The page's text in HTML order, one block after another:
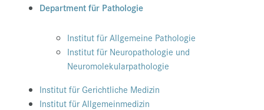
Department für Pathologie
Institut für Allgemeine Pathologie
Institut für Neuropathologie und
Neuromolekularpathologie
Institut für Gerichtliche Medizin
Institut für Allgemeinmedizin